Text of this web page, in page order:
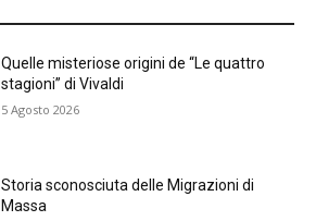
Quelle misteriose origini de “Le quattro
stagioni” di Vivaldi
5 Agosto 2026
Storia sconosciuta delle Migrazioni di
Massa